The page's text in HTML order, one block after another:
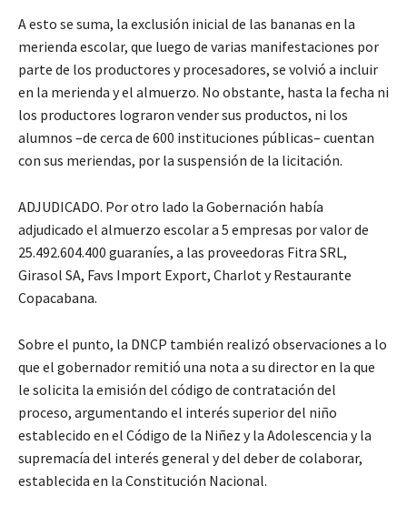
A esto se suma, la exclusión inicial de las bananas en la
merienda escolar, que luego de varias manifestaciones por
parte de los productores y procesadores, se volvió a incluir
en la merienda y el almuerzo. No obstante, hasta la fecha ni
los productores lograron vender sus productos, ni los
alumnos –de cerca de 600 instituciones públicas– cuentan
con sus meriendas, por la suspensión de la licitación.
ADJUDICADO. Por otro lado la Gobernación había
adjudicado el almuerzo escolar a 5 empresas por valor de
25.492.604.400 guaraníes, a las proveedoras Fitra SRL,
Girasol SA, Favs Import Export, Charlot y Restaurante
Copacabana.
Sobre el punto, la DNCP también realizó observaciones a lo
que el gobernador remitió una nota a su director en la que
le solicita la emisión del código de contratación del
proceso, argumentando el interés superior del niño
establecido en el Código de la Niñez y la Adolescencia y la
supremacía del interés general y del deber de colaborar,
establecida en la Constitución Nacional.